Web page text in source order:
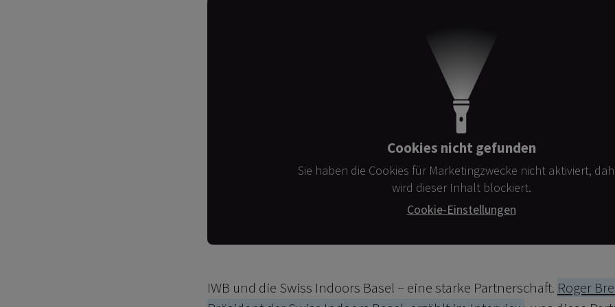
Cookies nicht gefunden
Sie haben die Cookies für Marketingzwecke nicht aktiviert,
wird dieser Inhalt blockiert.
Cookie-Einstellungen
IWB und die Swiss Indoors Basel – eine starke Partnerschaft. Roger